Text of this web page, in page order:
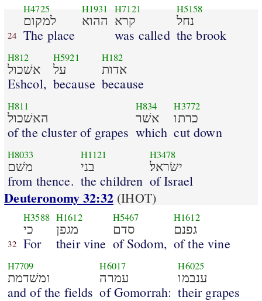
24
H4725
למקום
The place
H1931
ההוא
H7121
קרא
was called
H5158
נחל
the brook
H812
אשׁכול
Eshcol,
H5921
על
because
H182
אדות
because
H811
האשׁכול
of the cluster of grapes
H834
אשׁר
which
H3772
כרתו
cut down
H8033
משׁם
from thence.
H1121
בני
the children
H3478
ישׂראל׃
of Israel
Deuteronomy 32:32(IHOT)
32
H3588
כי
For
H1612
מגפן
their vine
H5467
סדם
of Sodom,
H1612
גפנם
of the vine
H7709
ומשׁדמת
and of the fields
H6017
עמרה
of Gomorrah:
H6025
ענבמו
their grapes